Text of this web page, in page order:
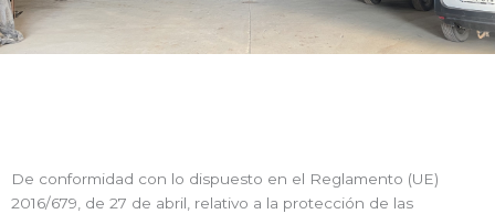
De conformidad con lo dispuesto en el Reglamento (UE)
2016/679, de 27 de abril, relativo a la protección de las